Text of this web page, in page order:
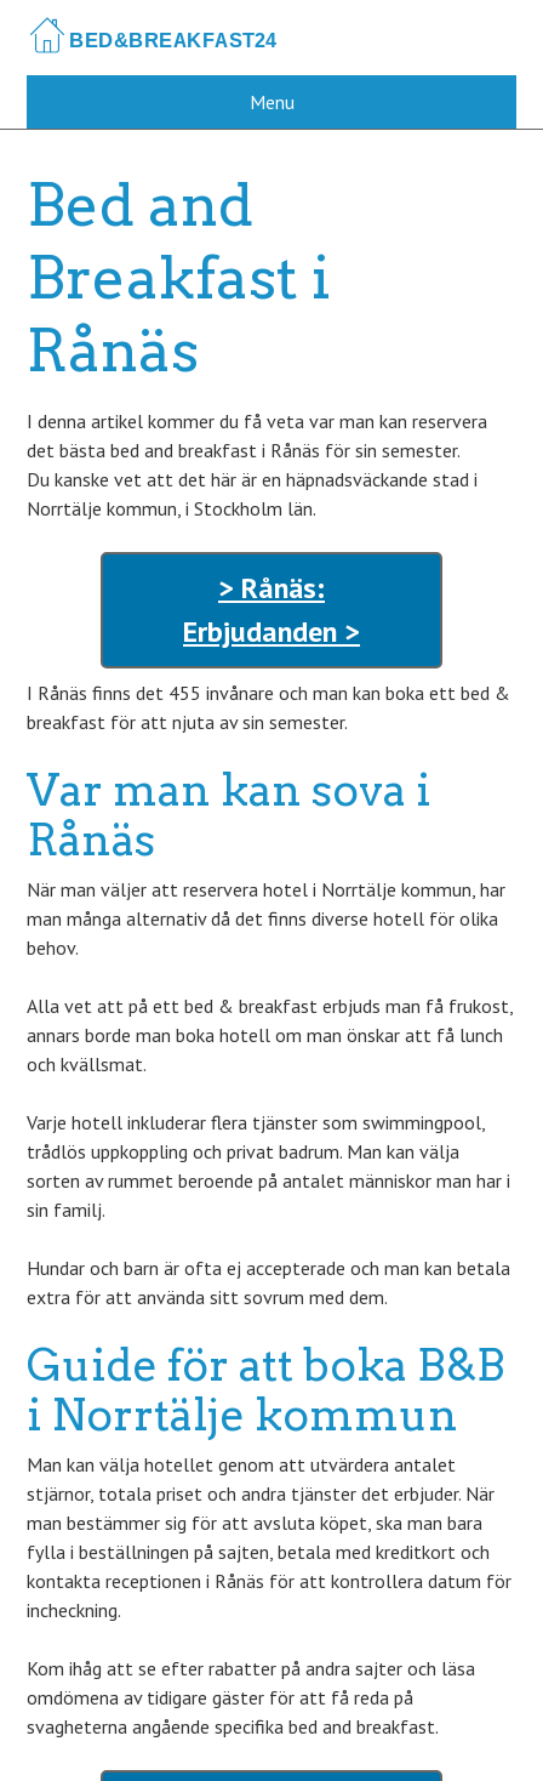
main
Menu
Bed and
Breakfast i
Rånäs
I denna artikel kommer du få veta var man kan reservera
det bästa bed and breakfast i Rånäs för sin semester.
Du kanske vet att det här är en häpnadsväckande stad i
Norrtälje kommun, i Stockholm län.
> Rånäs:
Erbjudanden >
I Rånäs finns det 455 invånare och man kan boka ett bed &
breakfast för att njuta av sin semester.
Var man kan sova i
Rånäs
När man väljer att reservera hotel i Norrtälje kommun, har
man många alternativ då det finns diverse hotell för olika
behov.
Alla vet att på ett bed & breakfast erbjuds man få frukost,
annars borde man boka hotell om man önskar att få lunch
och kvällsmat.
Varje hotell inkluderar flera tjänster som swimmingpool,
trådlös uppkoppling och privat badrum. Man kan välja
sorten av rummet beroende på antalet människor man har i
sin familj.
Hundar och barn är ofta ej accepterade och man kan betala
extra för att använda sitt sovrum med dem.
Guide för att boka B&B
i Norrtälje kommun
Man kan välja hotellet genom att utvärdera antalet
stjärnor, totala priset och andra tjänster det erbjuder. När
man bestämmer sig för att avsluta köpet, ska man bara
fylla i beställningen på sajten, betala med kreditkort och
kontakta receptionen i Rånäs för att kontrollera datum för
incheckning.
Kom ihåg att se efter rabatter på andra sajter och läsa
omdömena av tidigare gäster för att få reda på
svagheterna angående specifika bed and breakfast.